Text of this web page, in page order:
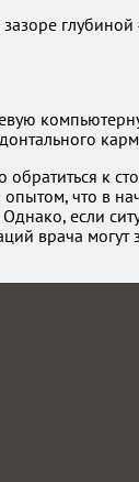
глубиной
к
что в
если
врача могут